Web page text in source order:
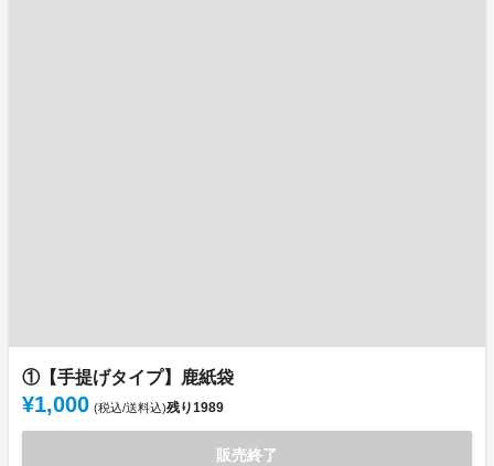
①【手提げタイプ】鹿紙袋
¥1,000 (税込/送料込)残り1989
販売終了